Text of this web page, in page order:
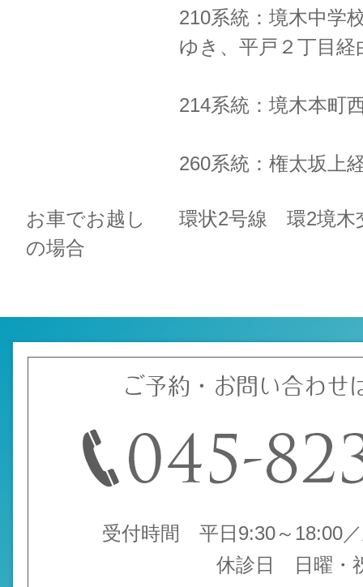
210系統：境木中学
ゆき、 平戸２丁目経
214系統：境木本町
260系統：権太坂上
お車でお越し
の場合
環状2号線 環2境木
ご予約・お問い合わせ
受付時間 平日9:30～18:00
休診日 日曜・